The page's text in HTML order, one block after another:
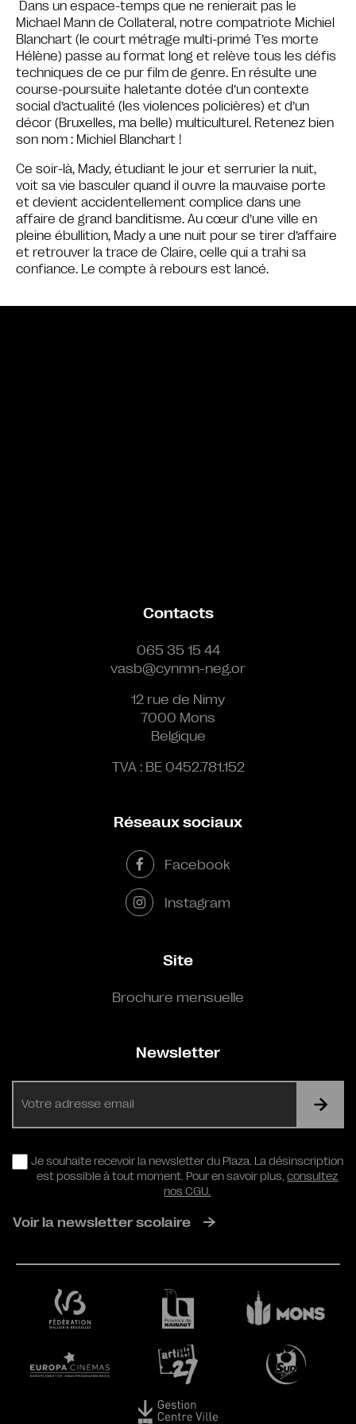
Dans un espace-temps que ne renierait pas le
Michael Mann de Collateral, notre compatriote Michiel
Blanchart (le court métrage multi-primé T’es morte
Hélène) passe au format long et relève tous les défis
techniques de ce pur film de genre. En résulte une
course-poursuite haletante dotée d’un contexte
social d’actualité (les violences policières) et d’un
décor (Bruxelles, ma belle) multiculturel. Retenez bien
son nom : Michiel Blanchart !
Ce soir-là, Mady, étudiant le jour et serrurier la nuit,
voit sa vie basculer quand il ouvre la mauvaise porte
et devient accidentellement complice dans une
affaire de grand banditisme. Au cœur d’une ville en
pleine ébullition, Mady a une nuit pour se tirer d’affaire
et retrouver la trace de Claire, celle qui a trahi sa
confiance. Le compte à rebours est lancé.
Contacts
065 35 15 44
vasb@cynmn-neg.or
12 rue de Nimy
7000 Mons
Belgique
TVA : BE 0452.781.152
Réseaux sociaux
Facebook
Instagram
Site
Brochure mensuelle
Newsletter
RGPD
Je souhaite recevoir la newsletter du Plaza. La désinscription
est possible à tout moment. Pour en savoir plus,consultez
nos CGU.
Voir la newsletter scolaire